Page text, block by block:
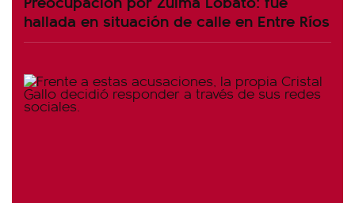
hallada en situación de calle en Entre Ríos